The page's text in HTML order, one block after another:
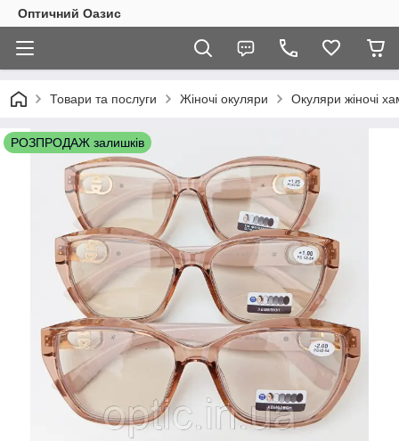
Оптичний Оазис
Товари та послуги Жіночі окуляри Окуляри жіночі
РОЗПРОДАЖ залишків